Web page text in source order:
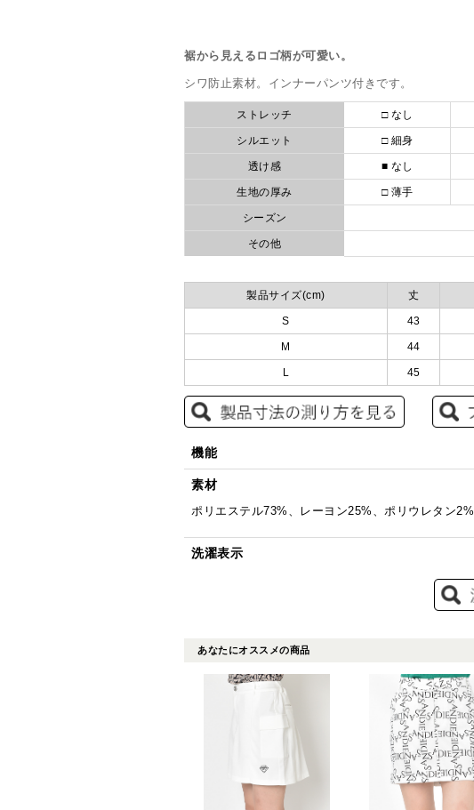
裾から見えるロゴ柄が可愛い。
シワ防止素材。インナーパンツ付きです。
ストレッチ □ なし
シルエット □ 細身
透け感 ■ なし
生地の厚み □ 薄手
シーズン
その他
製品サイズ(cm) 丈
S 43
M 44
L 45
機能
素材
ポリエステル73%、レーヨン25%、ポリウレタン2%
洗濯表示
あなたにオススメの商品